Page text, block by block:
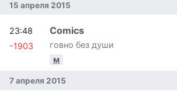
15 апреля 2015
Comics
говно без души
м
23:48
-1903
7 апреля 2015